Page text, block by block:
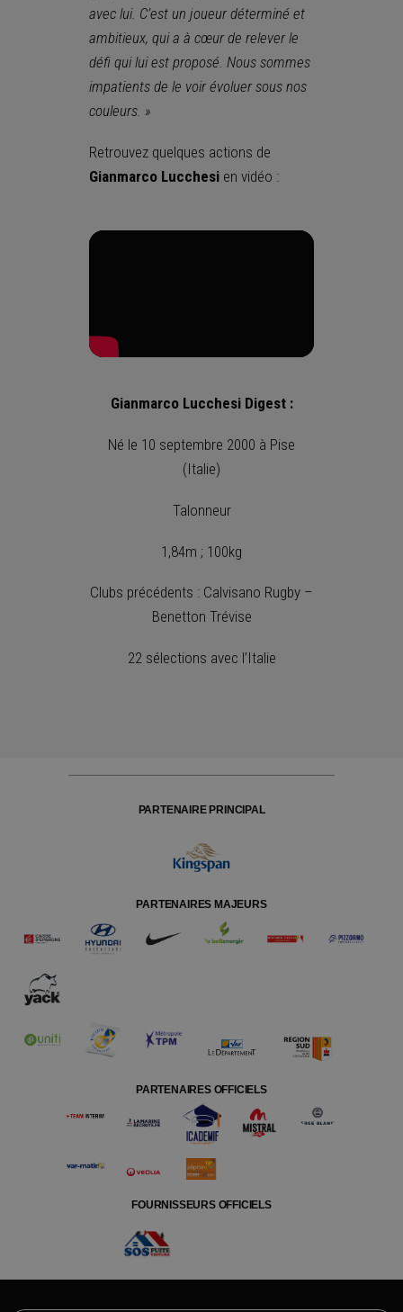
avec lui. C’est un joueur déterminé et
ambitieux, qui a à cœur de relever le
défi qui lui est proposé. Nous sommes
impatients de le voir évoluer sous nos
couleurs. »
Retrouvez quelques actions de
Gianmarco Lucchesi en vidéo :
Gianmarco Lucchesi Digest :
Né le 10 septembre 2000 à Pise
(Italie)
Talonneur
1,84m ; 100kg
Clubs précédents : Calvisano Rugby –
Benetton Trévise
22 sélections avec l’Italie
PARTENAIRE PRINCIPAL
PARTENAIRES MAJEURS
PARTENAIRES OFFICIELS
FOURNISSEURS OFFICIELS